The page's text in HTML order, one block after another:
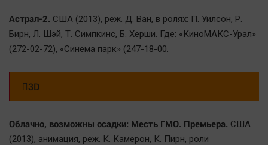
Астрал-2. США (2013), реж. Д. Ван, в ролях: П. Уилсон, Р.
Бирн, Л. Шэй, Т. Симпкинс, Б. Херши. Где: «КиноМАКС-Урал»
(272-02-72), «Синема парк» (247-18-00.
3D
Облачно, возможны осадки: Месть ГМО. Премьера. США
(2013), анимация, реж. К. Камерон, К. Пирн, роли